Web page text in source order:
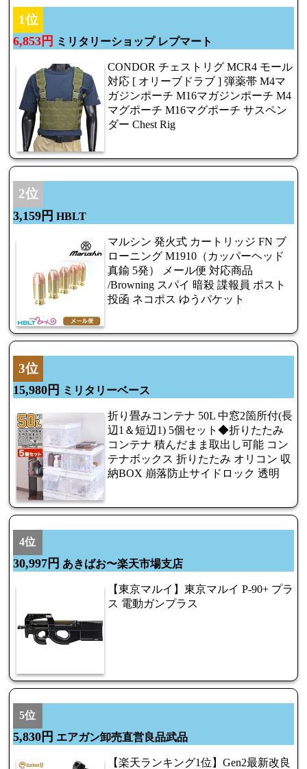
1位
6,853円 ミリタリーショップ レプマート
CONDOR チェストリグ MCR4 モール
対応 [ オリーブドラブ ] 弾薬帯 M4マ
ガジンポーチ M16マガジンポーチ M4
マグポーチ M16マグポーチ サスペン
ダー Chest Rig
2位
3,159円 HBLT
マルシン 発火式 カートリッジ FN ブ
ローニング M1910（カッパーヘッド
真鍮 5発） メール便 対応商品
/Browning スパイ 暗殺 諜報員 ポスト
投函 ネコポス ゆうパケット
3位
15,980円 ミリタリーベース
折り畳みコンテナ 50L 中窓2箇所付(長
辺1＆短辺1) 5個セット◆折りたたみ
コンテナ 積んだまま取出し可能 コン
テナボックス 折りたたみ オリコン 収
納BOX 崩落防止サイドロック 透明
4位
30,997円 あきばお〜楽天市場支店
【東京マルイ】東京マルイ P-90+ プラ
ス 電動ガンプラス
5位
5,830円 エアガン卸売直営良品武品
【楽天ランキング1位】Gen2最新改良